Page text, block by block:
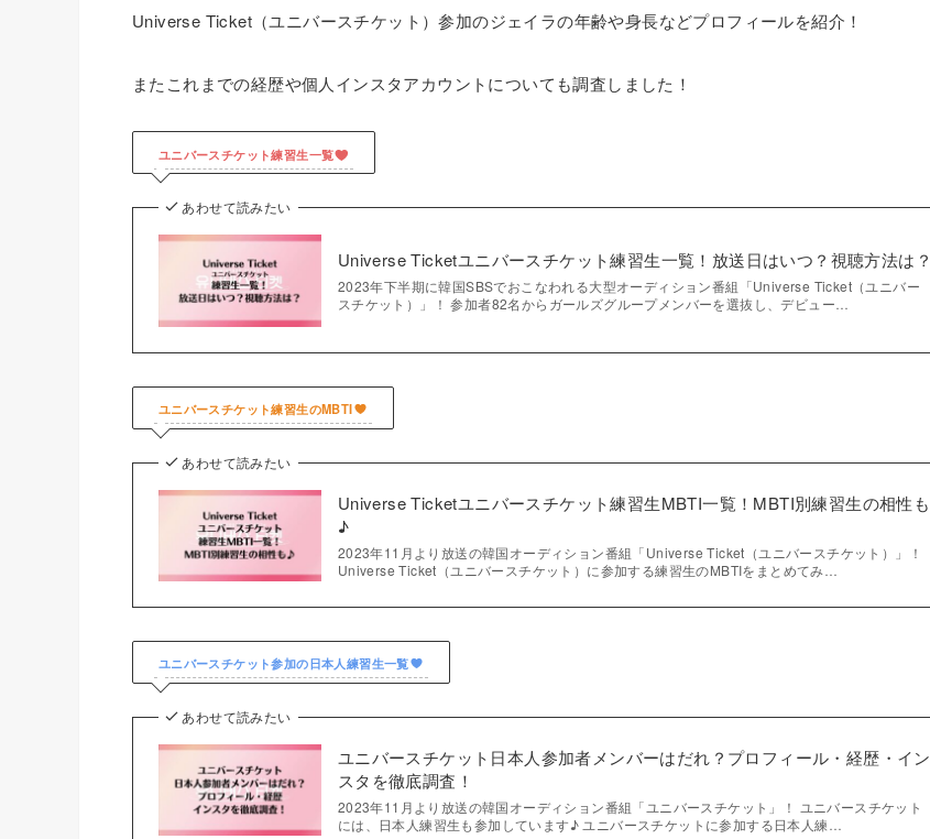
Universe Ticket（ユニバースチケット）参加のジェイラの年齢や身長などプロフィールを紹介！
またこれまでの経歴や個人インスタアカウントについても調査しました！
ユニバースチケット練習生一覧
あわせて読みたい
Universe Ticketユニバースチケット練習生一覧！放送日はいつ？視聴方法は？
2023年下半期に韓国SBSでおこなわれる大型オーディション番組「Universe Ticket（ユニバー
スチケット）」！ 参加者82名からガールズグループメンバーを選抜し、デビュー…
ユニバースチケット練習生のMBTI
あわせて読みたい
Universe Ticketユニバースチケット練習生MBTI一覧！MBTI別練習生の相性も
♪
2023年11月より放送の韓国オーディション番組「Universe Ticket（ユニバースチケット）」！
Universe Ticket（ユニバースチケット）に参加する練習生のMBTIをまとめてみ…
ユニバースチケット参加の日本人練習生一覧
あわせて読みたい
ユニバースチケット日本人参加者メンバーはだれ？プロフィール・経歴・イン
スタを徹底調査！
2023年11月より放送の韓国オーディション番組「ユニバースチケット」！ ユニバースチケット
には、日本人練習生も参加しています♪ ユニバースチケットに参加する日本人練…